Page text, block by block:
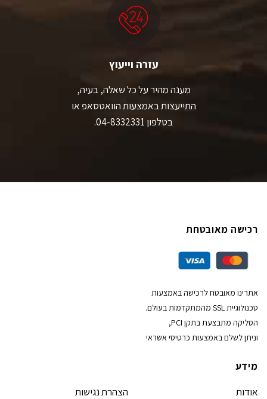
עזרה וייעוץ
מענה מהיר על כל שאלה, בעיה,
התייעצות באמצעות הוואטסאפ או
בטלפון 04-8332331.
רכישה מאובטחת
אתרינו מאובטח לרכישה באמצעות
טכנולוגיית SSL מהמתקדמות בעולם.
הסליקה מתבצעת בתקן PCI,
וניתן לשלם באמצעות כרטיסי אשראי
מידע
אודות
הצהרת נגישות